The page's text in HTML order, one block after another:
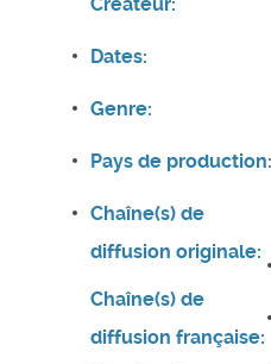
Dates:
Genre:
Pays de production:
Chaîne(s) de
diffusion originale:
Chaîne(s) de
diffusion française: